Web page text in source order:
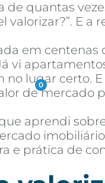
0
de quantas
E a
em centenas
vi
lugar certo. E
de mercado
aprendi
e prática de